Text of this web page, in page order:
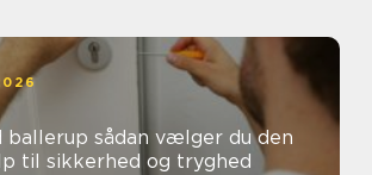
vælger du den
til sikkerhed og tryghed